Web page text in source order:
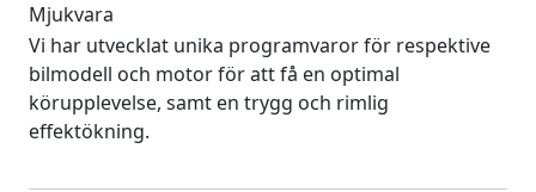
Mjukvara
Vi har utvecklat unika programvaror för respektive
bilmodell och motor för att få en optimal
körupplevelse, samt en trygg och rimlig
effektökning.